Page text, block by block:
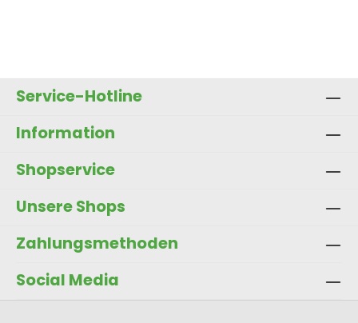
Service-Hotline
Information
Shopservice
Unsere Shops
Zahlungsmethoden
Social Media